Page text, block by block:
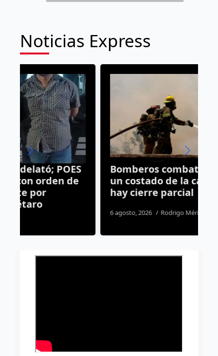
Noticias Express
Bomberos combaten incendio a
un costado de la carretera 57;
hay cierre parcial
Rodrigo Mérida